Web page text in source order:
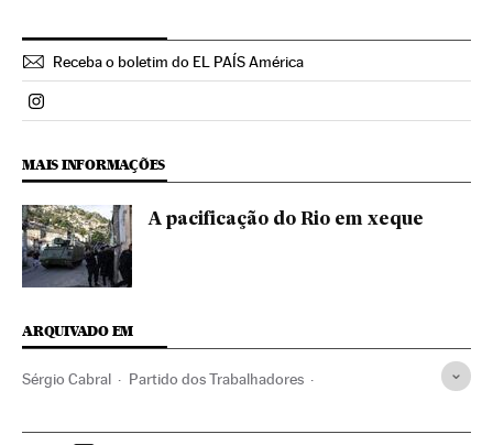
Receba o boletim do EL PAÍS América
Politica El País Brasil en Instagram
MAIS INFORMAÇÕES
A pacificação do Rio em xeque
ARQUIVADO EM
Sérgio Cabral Partido dos Trabalhadores